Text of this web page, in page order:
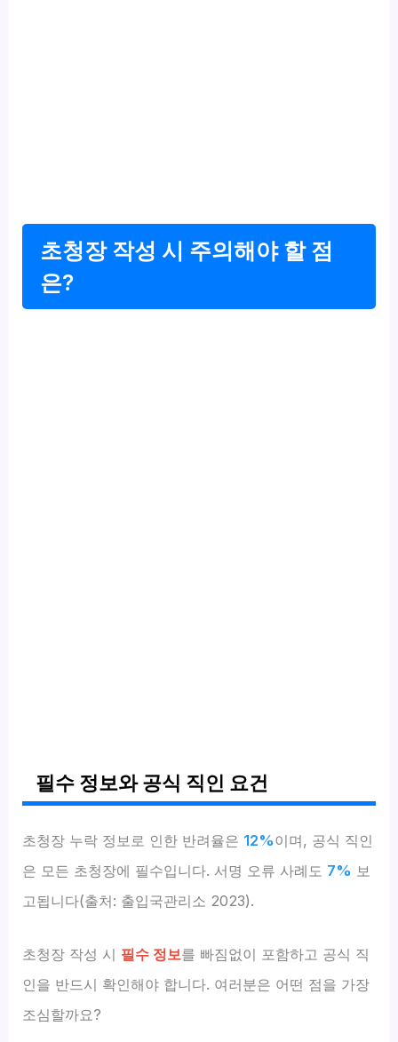
초청장 작성 시 주의해야 할 점
은?
필수 정보와 공식 직인 요건
초청장 누락 정보로 인한 반려율은 12%이며, 공식 직인
은 모든 초청장에 필수입니다. 서명 오류 사례도 7% 보
고됩니다(출처: 출입국관리소 2023).
초청장 작성 시 필수 정보를 빠짐없이 포함하고 공식 직
인을 반드시 확인해야 합니다. 여러분은 어떤 점을 가장
조심할까요?